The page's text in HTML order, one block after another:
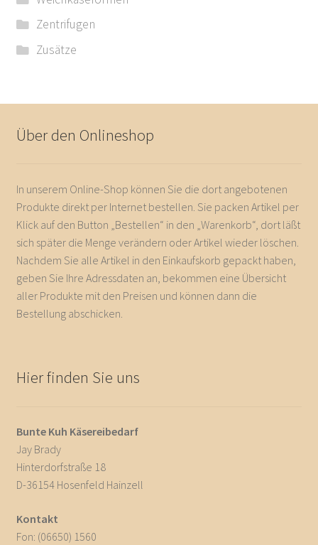
Zentrifugen
Zusätze
Über den Onlineshop
In unserem Online-Shop können Sie die dort angebotenen
Produkte direkt per Internet bestellen. Sie packen Artikel per
Klick auf den Button „Bestellen“ in den „Warenkorb“, dort läßt
sich später die Menge verändern oder Artikel wieder löschen.
Nachdem Sie alle Artikel in den Einkaufskorb gepackt haben,
geben Sie Ihre Adressdaten an, bekommen eine Übersicht
aller Produkte mit den Preisen und können dann die
Bestellung abschicken.
Hier finden Sie uns
Bunte Kuh Käsereibedarf
Jay Brady
Hinterdorfstraße 18
D-36154 Hosenfeld Hainzell
Kontakt
Fon: (06650) 1560